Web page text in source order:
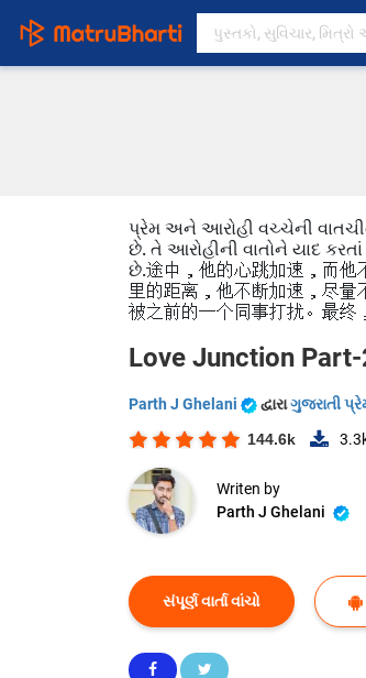
પ્રેમ અને આરોહી વચ્ચેની
છે. તે આરોહીની વાતોને યાદ
છે.途中，他的心跳加速，而他
里的距离，他不断加速，尽
被之前的一个同事打扰。最终
Love Junction
Parth J Ghelani દ્વારાગુજરાતી
144.6k
Writen by
Parth J Ghelani
સંપૂર્ણ વાર્તા વાંચો